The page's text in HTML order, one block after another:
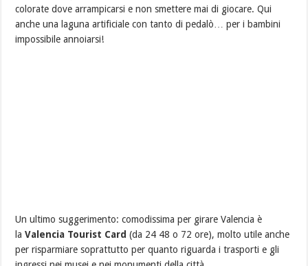
colorate dove arrampicarsi e non smettere mai di giocare. Qui
anche una laguna artificiale con tanto di pedalò… per i bambini
impossibile annoiarsi!
Un ultimo suggerimento: comodissima per girare Valencia è
laValencia Tourist Card(da 24 48 o 72 ore), molto utile anche
per risparmiare soprattutto per quanto riguarda i trasporti e gli